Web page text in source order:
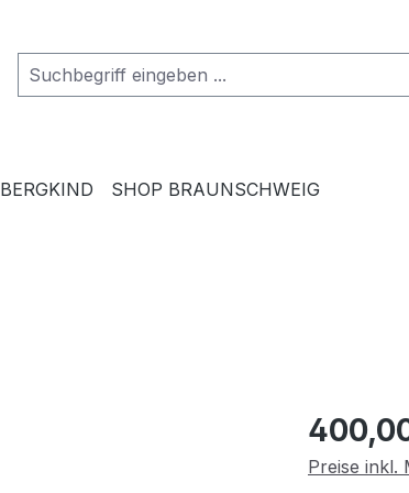
BERGKIND SHOP BRAUNSCHWEIG
Regulärer
Preise inkl.